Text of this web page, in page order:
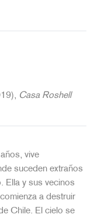
Casa Roshell
vive
suceden extraños
Ella y sus vecinos
a destruir
Chile. El cielo se